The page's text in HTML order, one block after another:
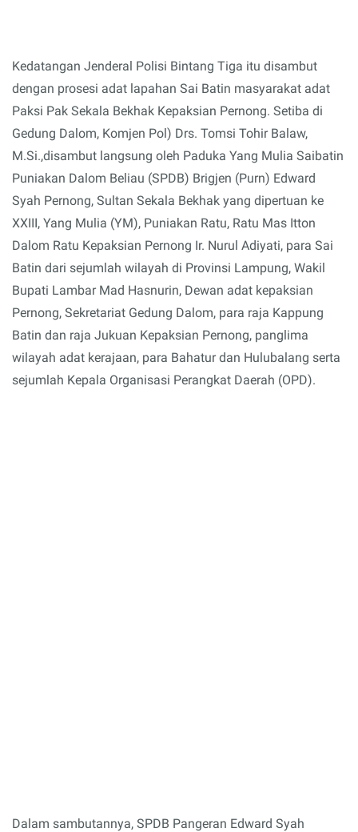
Kedatangan Jenderal Polisi Bintang Tiga itu disambut
dengan prosesi adat lapahan Sai Batin masyarakat adat
Paksi Pak Sekala Bekhak Kepaksian Pernong. Setiba di
Gedung Dalom, Komjen Pol) Drs. Tomsi Tohir Balaw,
M.Si.,disambut langsung oleh Paduka Yang Mulia Saibatin
Puniakan Dalom Beliau (SPDB) Brigjen (Purn) Edward
Syah Pernong, Sultan Sekala Bekhak yang dipertuan ke
XXIII, Yang Mulia (YM), Puniakan Ratu, Ratu Mas Itton
Dalom Ratu Kepaksian Pernong Ir. Nurul Adiyati, para Sai
Batin dari sejumlah wilayah di Provinsi Lampung, Wakil
Bupati Lambar Mad Hasnurin, Dewan adat kepaksian
Pernong, Sekretariat Gedung Dalom, para raja Kappung
Batin dan raja Jukuan Kepaksian Pernong, panglima
wilayah adat kerajaan, para Bahatur dan Hulubalang serta
sejumlah Kepala Organisasi Perangkat Daerah (OPD).
Dalam sambutannya, SPDB Pangeran Edward Syah